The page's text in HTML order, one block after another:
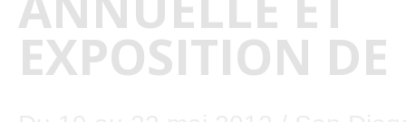
EXPOSITION DE